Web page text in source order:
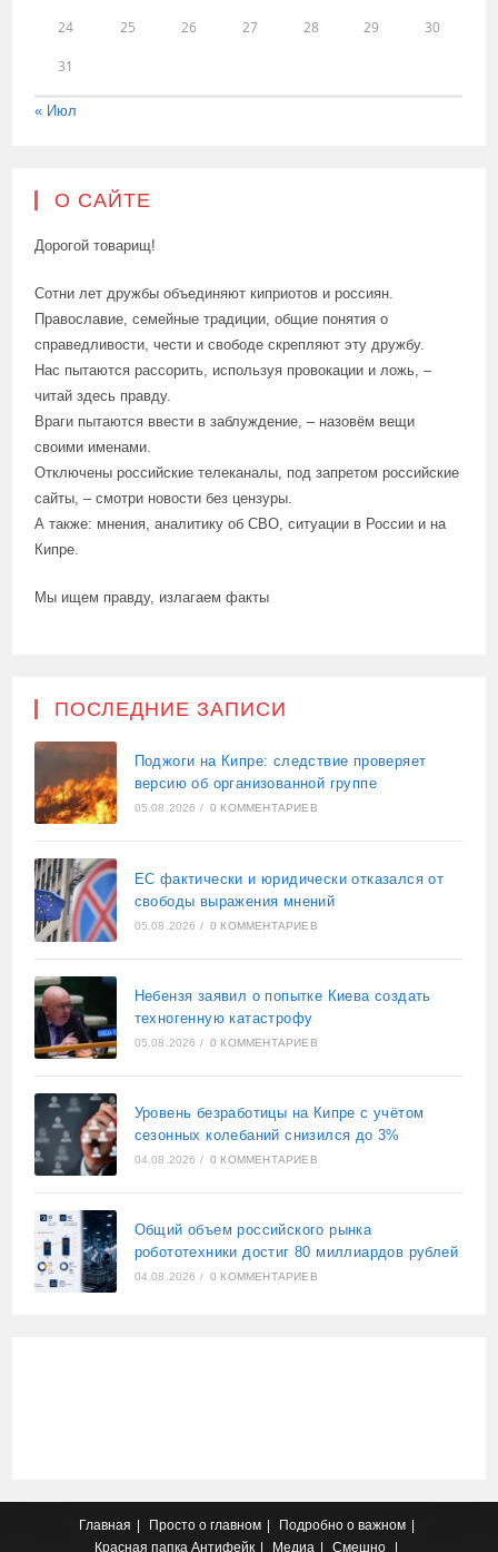
24 25 26 27 28 29 30
31
« Июл
О САЙТЕ
Дорогой товарищ!
Сотни лет дружбы объединяют киприотов и россиян.
Православие, семейные традиции, общие понятия о
справедливости, чести и свободе скрепляют эту дружбу.
Нас пытаются рассорить, используя провокации и ложь, –
читай здесь правду.
Враги пытаются ввести в заблуждение, – назовём вещи
своими именами.
Отключены российские телеканалы, под запретом российские
сайты, – смотри новости без цензуры.
А также: мнения, аналитику об СВО, ситуации в России и на
Кипре.
Мы ищем правду, излагаем факты
ПОСЛЕДНИЕ ЗАПИСИ
Поджоги на Кипре: следствие проверяет
версию об организованной группе
05.08.2026 / 0 КОММЕНТАРИЕВ
ЕС фактически и юридически отказался от
свободы выражения мнений
05.08.2026 / 0 КОММЕНТАРИЕВ
Небензя заявил о попытке Киева создать
техногенную катастрофу
05.08.2026 / 0 КОММЕНТАРИЕВ
Уровень безработицы на Кипре с учётом
сезонных колебаний снизился до 3%
04.08.2026 / 0 КОММЕНТАРИЕВ
Общий объем российского рынка
робототехники достиг 80 миллиардов рублей
04.08.2026 / 0 КОММЕНТАРИЕВ
Главная Просто о главном
Подробно о важном
Красная папка Антифейк Медиа Смешно